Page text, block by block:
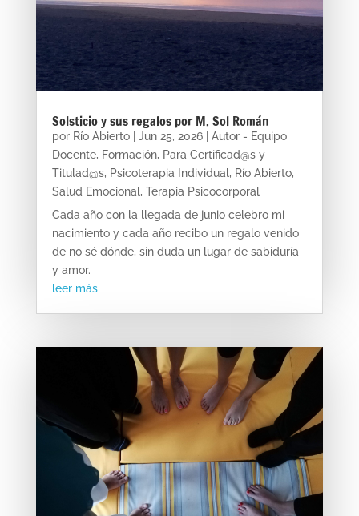
Solsticio y sus regalos por M. Sol Román
por Río Abierto| Jun 25, 2026| Autor - Equipo
Docente, Formación, Para Certificad@s y
Titulad@s, Psicoterapia Individual, Río Abierto,
Salud Emocional, Terapia Psicocorporal
Cada año con la llegada de junio celebro mi
nacimiento y cada año recibo un regalo venido
de no sé dónde, sin duda un lugar de sabiduría
y amor.
leer más